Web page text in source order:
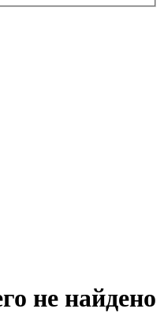
не найдено